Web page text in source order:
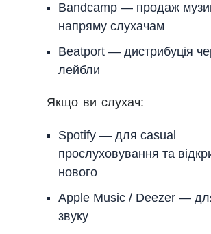
Bandcamp — продаж
напряму слухачам
Beatport — дистрибуція
лейбли
Якщо ви слухач:
Spotify — для casual
прослуховування та
нового
Apple Music / Deezer —
звуку